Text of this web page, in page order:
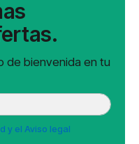
de bienvenida en tu
y el Aviso legal